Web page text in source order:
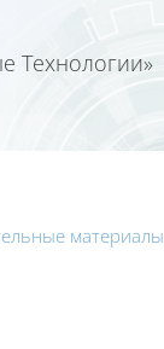
Технологии»
материалы